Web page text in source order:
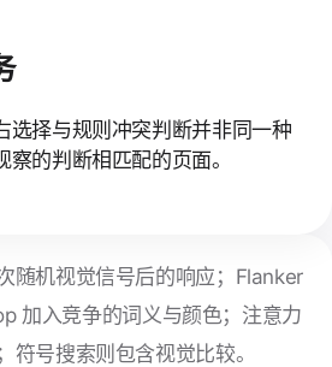
选择与规则冲突判断并非同一种
的判断相匹配的页面。
随机视觉信号后的响应；Flanker
加入竞争的词义与颜色；注意力
符号搜索则包含视觉比较。